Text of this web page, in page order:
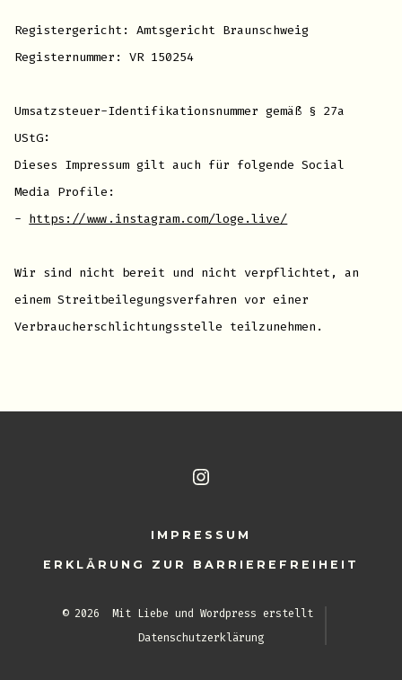
Registergericht: Amtsgericht Braunschweig
Registernummer: VR 150254
Umsatzsteuer-Identifikationsnummer gemäß § 27a
UStG:
Dieses Impressum gilt auch für folgende Social
Media Profile:
- https://www.instagram.com/loge.live/
Wir sind nicht bereit und nicht verpflichtet, an
einem Streitbeilegungsverfahren vor einer
Verbraucherschlichtungsstelle teilzunehmen.
Instagram
neuem
Tab
IMPRESSUM
ERKLÄRUNG ZUR BARRIEREFREIHEIT
© 2026Mit Liebe und Wordpress erstellt
Datenschutzerklärung